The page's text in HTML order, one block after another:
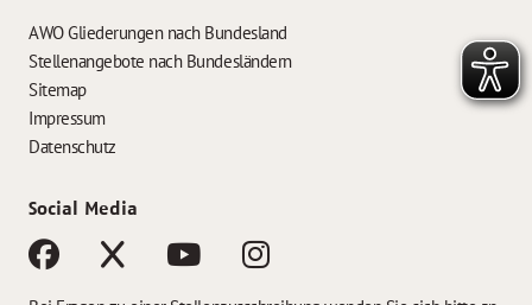
AWO Gliederungen nach Bundesland
Stellenangebote nach Bundesländern
Sitemap
Impressum
Datenschutz
Social Media